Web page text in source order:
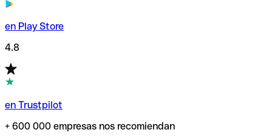
en Play Store
4.8
en Trustpilot
+ 600 000 empresas nos recomiendan